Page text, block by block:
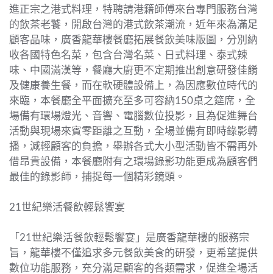
進正宗之港式料理，特聘請港籍師傅來台專門服務台灣
的飲茶老饕，開啟台灣的港式飲茶潮流，近年來為滿足
顧客品味，廣香龍華樓餐廳拓展餐飲美味版圖，分別納
收各國特色名菜，包含台灣名菜、日式料理、泰式辣
味、中國滿漢等，餐廳大廚更不定期推出創意研發佳餚
及健康養生餐，而在軟硬體設備上，為因應數位時代的
來臨，本餐廳全平面擴充至多可容納150桌之筵席，全
場備有環場燈光、音響、電腦數位投影，且為促進舞台
活動與現場來賓零距離之互動，全場並備有即時錄影轉
播，減輕顧客的負擔，舉辦各式大小型活動皆不需再外
借昂貴設備，本餐廳附有之環場錄影功能更成為顧客們
最佳的錄影師，捕捉每一個精彩鏡頭。
21世紀樂活餐飲輕鬆饗宴
「21世紀樂活餐飲輕鬆饗宴」是廣香龍華樓的服務宗
旨，龍華樓不僅追求多元餐飲美食的研發，更希望提供
數位功能服務，充分滿足顧客的各類需求，促進全場活